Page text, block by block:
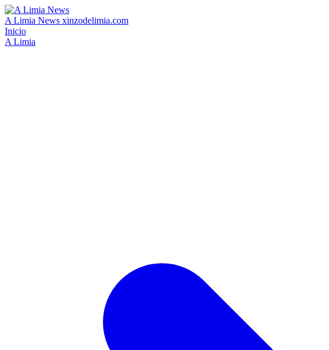
A Limia News xinzodelimia.com
Inicio
A Limia